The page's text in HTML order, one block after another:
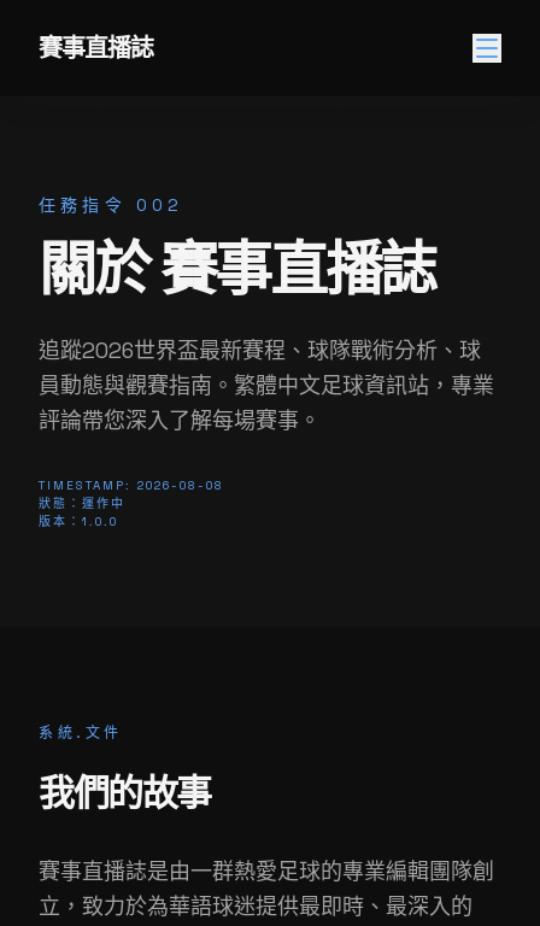
賽事直播誌
任務指令 002
關於 賽事直播誌
追蹤2026世界盃最新賽程、球隊戰術分析、球
員動態與觀賽指南。繁體中文足球資訊站，專業
評論帶您深入了解每場賽事。
TIMESTAMP: 2026-08-08
狀態：運作中
版本：1.0.0
系統.文件
我們的故事
賽事直播誌是由一群熱愛足球的專業編輯團隊創
立，致力於為華語球迷提供最即時、最深入的